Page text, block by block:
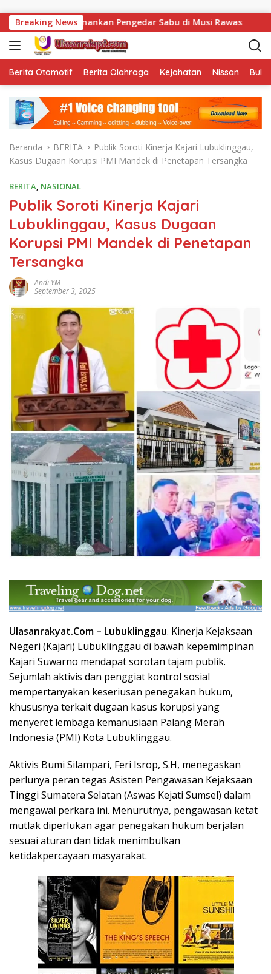
Breaking News
Amankan Pengedar Sabu di Musi Rawas Tak
Berita Otomotif Berita Olahraga Kejahatan Nissan
Beranda BERITA
Publik Soroti Kinerja Kajari Lubuklinggau,
Kasus Dugaan Korupsi PMI Mandek di Penetapan Tersangka
BERITA, NASIONAL
Publik Soroti Kinerja Kajari
Lubuklinggau, Kasus Dugaan
Korupsi PMI Mandek di Penetapan
Tersangka
Andi YM
September 3, 2025
Ulasanrakyat.Com – Lubuklinggau. Kinerja Kejaksaan
Negeri (Kajari) Lubuklinggau di bawah kepemimpinan
Kajari Suwarno mendapat sorotan tajam publik.
Sejumlah aktivis dan penggiat kontrol sosial
mempertanyakan keseriusan penegakan hukum,
khususnya terkait dugaan kasus korupsi yang
menyeret lembaga kemanusiaan Palang Merah
Indonesia (PMI) Kota Lubuklinggau.
Aktivis Bumi Silampari, Feri Isrop, S.H, menegaskan
perlunya peran tegas Asisten Pengawasan Kejaksaan
Tinggi Sumatera Selatan (Aswas Kejati Sumsel) dalam
mengawal perkara ini. Menurutnya, pengawasan ketat
mutlak diperlukan agar penegakan hukum berjalan
sesuai aturan dan tidak menimbulkan
ketidakpercayaan masyarakat.